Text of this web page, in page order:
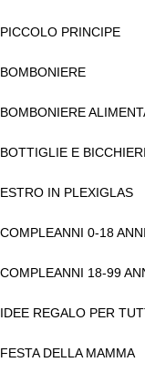
PICCOLO PRINCIPE
BOMBONIERE
BOMBONIERE
BOTTIGLIE E BICCHIERI
ESTRO IN PLEXIGLAS
COMPLEANNI 0-18 ANNI
COMPLEANNI 18-99
IDEE REGALO PER
FESTA DELLA MAMMA